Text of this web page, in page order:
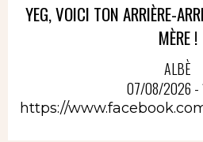
YEG, VOICI TON ARRIÈRE-
MÈRE !
ALBÈ
07/08/2026 -
https://